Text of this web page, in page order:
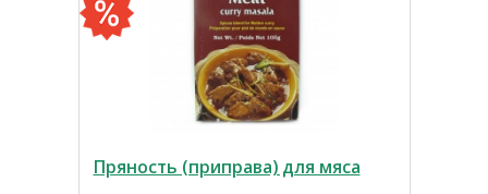
Пряность (приправа) для мяса